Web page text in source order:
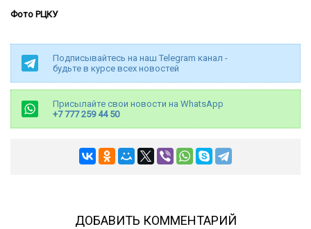
Фото РЦКУ
Подписывайтесь на наш Telegram канал -
будьте в курсе всех новостей
Присылайте свои новости на WhatsApp
+7 777 259 44 50
ДОБАВИТЬ КОММЕНТАРИЙ